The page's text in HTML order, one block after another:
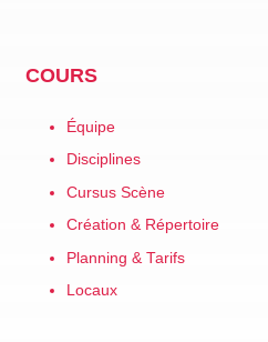
COURS
Équipe
Disciplines
Cursus Scène
Création & Répertoire
Planning & Tarifs
Locaux